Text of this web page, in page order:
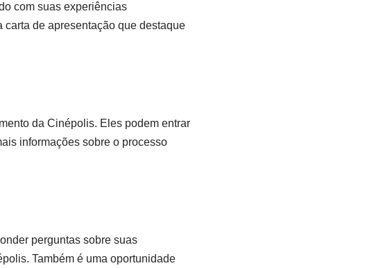
com suas experiências
de apresentação que destaque
da Cinépolis. Eles podem entrar
informações sobre o processo
perguntas sobre suas
Também é uma oportunidade